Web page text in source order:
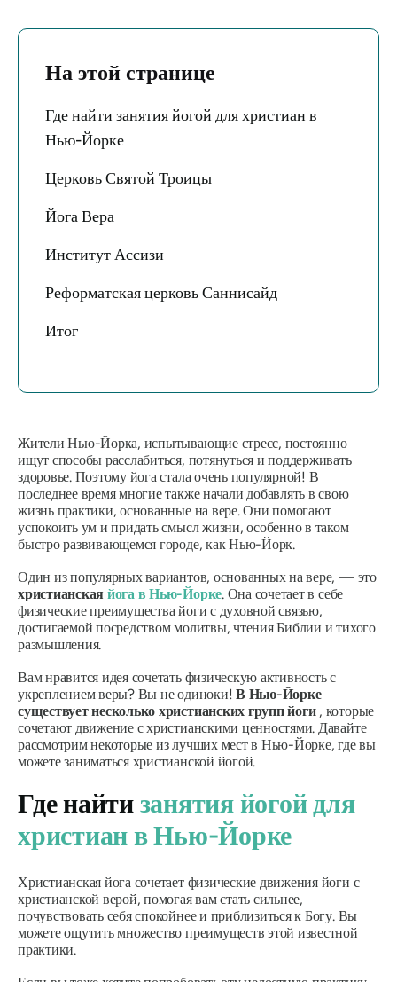
На этой странице
Где найти занятия йогой для христиан в
Нью-Йорке
Церковь Святой Троицы
Йога Вера
Институт Ассизи
Реформатская церковь Саннисайд
Итог
Жители Нью-Йорка, испытывающие стресс, постоянно
ищут способы расслабиться, потянуться и поддерживать
здоровье. Поэтому йога стала очень популярной! В
последнее время многие также начали добавлять в свою
жизнь практики, основанные на вере. Они помогают
успокоить ум и придать смысл жизни, особенно в таком
быстро развивающемся городе, как Нью-Йорк.
Один из популярных вариантов, основанных на вере, — это
христианская йога в Нью-Йорке. Она сочетает в себе
физические преимущества йоги с духовной связью,
достигаемой посредством молитвы, чтения Библии и тихого
размышления.
Вам нравится идея сочетать физическую активность с
укреплением веры? Вы не одиноки!В Нью-Йорке
существует несколько христианских групп йоги, которые
сочетают движение с христианскими ценностями. Давайте
рассмотрим некоторые из лучших мест в Нью-Йорке, где вы
можете заниматься христианской йогой.
Где найтизанятия йогой для
христиан в Нью-Йорке
Христианская йога сочетает физические движения йоги с
христианской верой, помогая вам стать сильнее,
почувствовать себя спокойнее и приблизиться к Богу. Вы
можете ощутить множество преимуществ этой известной
практики.